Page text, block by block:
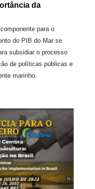
da
para o
do PIB do Mar se
subsidiar o processo
de políticas públicas e
marinho.